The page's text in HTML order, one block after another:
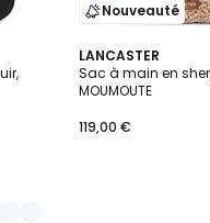
Nouveauté
LANCASTER
Sac à main en
MOUMOUTE
119,00 €